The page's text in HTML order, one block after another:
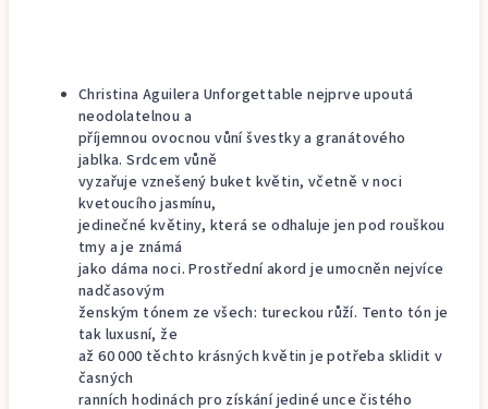
Christina Aguilera Unforgettable nejprve upoutá
neodolatelnou a
příjemnou ovocnou vůní švestky a granátového
jablka. Srdcem vůně
vyzařuje vznešený buket květin, včetně v noci
kvetoucího jasmínu,
jedinečné květiny, která se odhaluje jen pod rouškou
tmy a je známá
jako dáma noci. Prostřední akord je umocněn nejvíce
nadčasovým
ženským tónem ze všech: tureckou růží. Tento tón je
tak luxusní, že
až 60 000 těchto krásných květin je potřeba sklidit v
časných
ranních hodinách pro získání jediné unce čistého